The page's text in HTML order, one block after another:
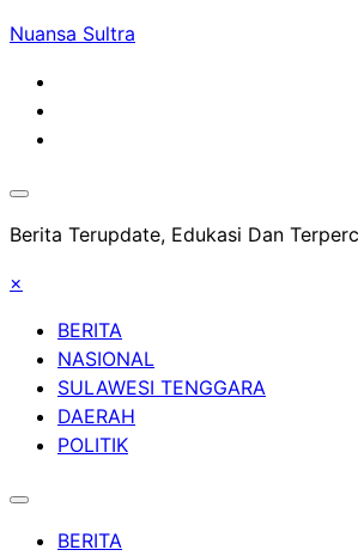
Skip
content
Nuansa Sultra
Berita Terupdate, Edukasi Dan
×
BERITA
NASIONAL
SULAWESI TENGGARA
DAERAH
POLITIK
BERITA